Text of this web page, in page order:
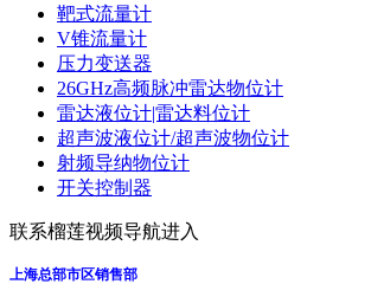
靶式流量计
V锥流量计
压力变送器
26GHz高频脉冲雷达物位计
雷达液位计|雷达料位计
超声波液位计/超声波物位计
射频导纳物位计
开关控制器
联系榴莲视频导航进入
上海总部市区销售部